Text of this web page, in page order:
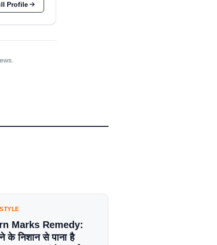
Profile
Marks Remedy:
के निशान से पाना है